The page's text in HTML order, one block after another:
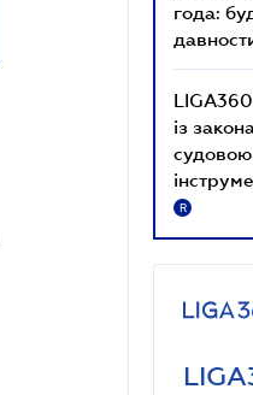
года:
із
судовою
R